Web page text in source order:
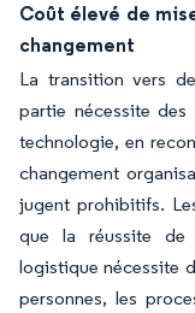
Coût élevé de
changement
La transition vers
partie nécessite des
technologie, en
changement
jugent prohibitifs.
que la réussite de
logistique nécessite
personnes, les